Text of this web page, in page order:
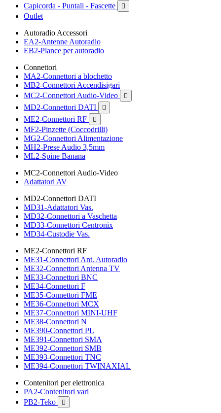
Capicorda - Puntali - Fascette

Outlet
Autoradio Accessori
EA2-Antenne Autoradio
EB2-Plance per autoradio
Connettori
MA2-Connettori a blochetto
MB2-Connettori Accendisigari
MC2-Connettori Audio-Video

MD2-Connettori DATI 
ME2-Connettori RF 
MF2-Pinzette (Coccodrilli)
MG2-Connettori Alimentazione
MH2-Prese Audio 3,5mm
ML2-Spine Banana
MC2-Connettori Audio-Video
Adattatori AV
MD2-Connettori DATI
MD31-Adattatori Vas.
MD32-Connettori a Vaschetta
MD33-Connettori Centronix
MD34-Custodie Vas.
ME2-Connettori RF
ME31-Connettori Ant. Autoradio
ME32-Connettori Antenna TV
ME33-Connettori BNC
ME34-Connettori F
ME35-Connettori FME
ME36-Connettori MCX
ME37-Connettori MINI-UHF
ME38-Connettori N
ME390-Connettori PL
ME391-Connettori SMA
ME392-Connettori SMB
ME393-Connettori TNC
ME394-Connettori TWINAXIAL
Contenitori per elettronica
PA2-Contenitori vari
PB2-Teko
